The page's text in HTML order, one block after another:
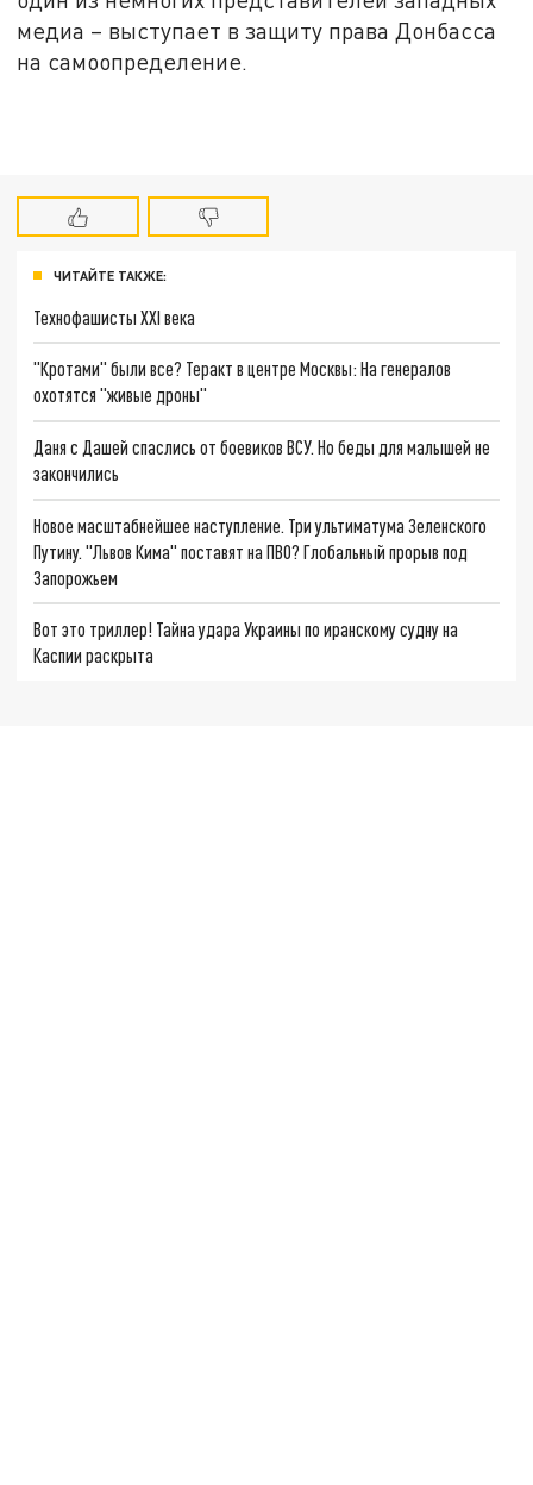
медиа – выступает в защиту права Донбасса
на самоопределение.
ЧИТАЙТЕ ТАКЖЕ:
Технофашисты XXI века
"Кротами" были все? Теракт в центре Москвы: На генералов
охотятся "живые дроны"
Даня с Дашей спаслись от боевиков ВСУ. Но беды для малышей не
закончились
Новое масштабнейшее наступление. Три ультиматума Зеленского
Путину. "Львов Кима" поставят на ПВО? Глобальный прорыв под
Запорожьем
Вот это триллер! Тайна удара Украины по иранскому судну на
Каспии раскрыта